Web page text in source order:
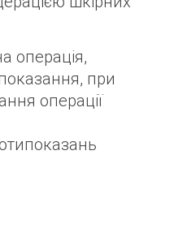
операція,
при
операції